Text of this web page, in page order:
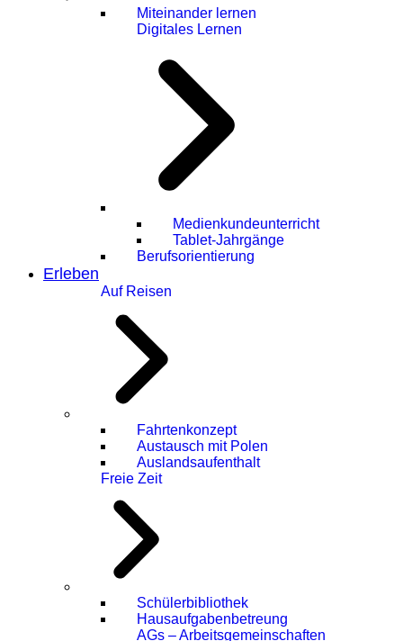
Miteinander lernen
Digitales Lernen
Medienkundeunterricht
Tablet-Jahrgänge
Berufsorientierung
Erleben
Auf Reisen
Fahrtenkonzept
Austausch mit Polen
Auslandsaufenthalt
Freie Zeit
Schülerbibliothek
Hausaufgabenbetreung
AGs – Arbeitsgemeinschaften